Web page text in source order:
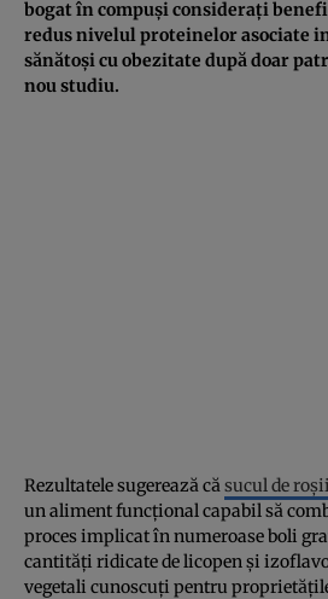
bogat în compuși considerați
redus nivelul proteinelor asociate
sănătoși cu obezitate după doar
nou studiu.
Rezultatele sugerează căsucul de
un aliment funcțional capabil să
proces implicat în numeroase boli
cantități ridicate de licopen și
vegetali cunoscuți pentru